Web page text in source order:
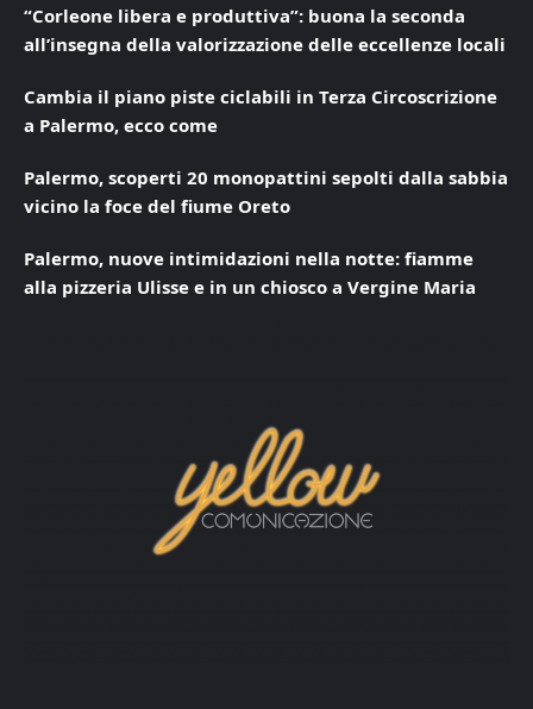
“Corleone libera e produttiva”: buona la seconda
all’insegna della valorizzazione delle eccellenze locali
Cambia il piano piste ciclabili in Terza Circoscrizione
a Palermo, ecco come
Palermo, scoperti 20 monopattini sepolti dalla sabbia
vicino la foce del fiume Oreto
Palermo, nuove intimidazioni nella notte: fiamme
alla pizzeria Ulisse e in un chiosco a Vergine Maria